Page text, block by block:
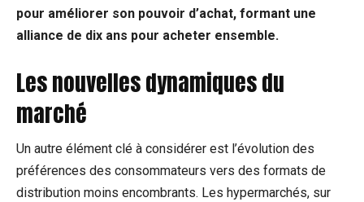
pour améliorer son pouvoir d’achat, formant une
alliance de dix ans pour acheter ensemble.
Les nouvelles dynamiques du
marché
Un autre élément clé à considérer est l’évolution des
préférences des consommateurs vers des formats de
distribution moins encombrants. Les hypermarchés, sur